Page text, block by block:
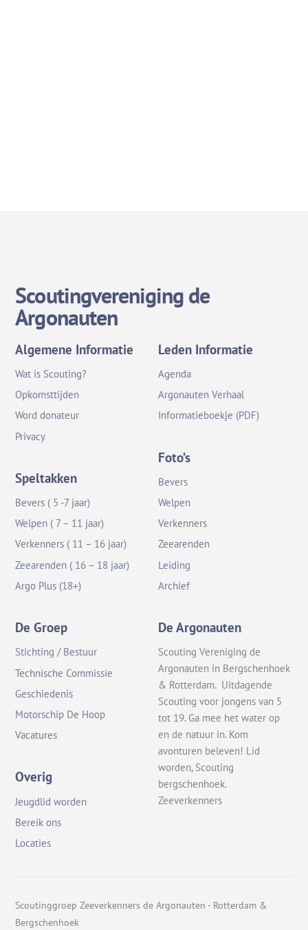
Scoutingvereniging de
Argonauten
Algemene Informatie
Wat is Scouting?
Opkomsttijden
Word donateur
Privacy
Speltakken
Bevers ( 5 -7 jaar)
Welpen ( 7 – 11 jaar)
Verkenners ( 11 – 16 jaar)
Zeearenden ( 16 – 18 jaar)
Argo Plus (18+)
Leden Informatie
Agenda
Argonauten Verhaal
Informatieboekje (PDF)
Foto’s
Bevers
Welpen
Verkenners
Zeearenden
Leiding
Archief
De Groep
Stichting / Bestuur
Technische Commissie
Geschiedenis
Motorschip De Hoop
Vacatures
Overig
Jeugdlid worden
Bereik ons
Locaties
De Argonauten
Scouting Vereniging de
Argonauten in Bergschenhoek
& Rotterdam. Uitdagende
Scouting voor jongens van 5
tot 19. Ga mee het water op
en de natuur in. Kom
avonturen beleven! Lid
worden, Scouting
bergschenhoek.
Zeeverkenners
Scoutinggroep Zeeverkenners de Argonauten - Rotterdam &
Bergschenhoek